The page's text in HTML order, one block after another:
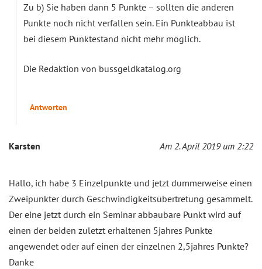
Zu b) Sie haben dann 5 Punkte – sollten die anderen
Punkte noch nicht verfallen sein. Ein Punkteabbau ist
bei diesem Punktestand nicht mehr möglich.
Die Redaktion von bussgeldkatalog.org
Antworten
Karsten Am 2. April 2019 um 2:22
Hallo, ich habe 3 Einzelpunkte und jetzt dummerweise einen
Zweipunkter durch Geschwindigkeitsübertretung gesammelt.
Der eine jetzt durch ein Seminar abbaubare Punkt wird auf
einen der beiden zuletzt erhaltenen 5jahres Punkte
angewendet oder auf einen der einzelnen 2,5jahres Punkte?
Danke